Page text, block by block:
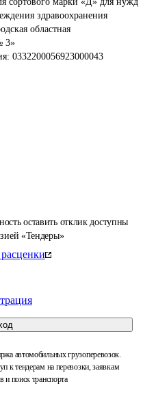
оставить отклик доступны
«Тендеры»
автомобильных грузоперевозок.
к тендерам на перевозки, заявкам
и поиск транспорта
здравоохранения
областная
3»
0332200056923000043